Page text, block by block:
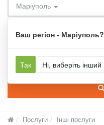
Маріуполь
Ваш регіон - Маріуполь?
Так Ні, виберіть інший
Усі категорії
Послуги Інші послуги